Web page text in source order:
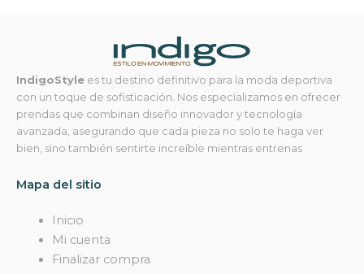
IndigoStyle es tu destino definitivo para la moda deportiva
con un toque de sofisticación. Nos especializamos en ofrecer
prendas que combinan diseño innovador y tecnología
avanzada, asegurando que cada pieza no solo te haga ver
bien, sino también sentirte increíble mientras entrenas
Mapa del sitio
Inicio
Mi cuenta
Finalizar compra